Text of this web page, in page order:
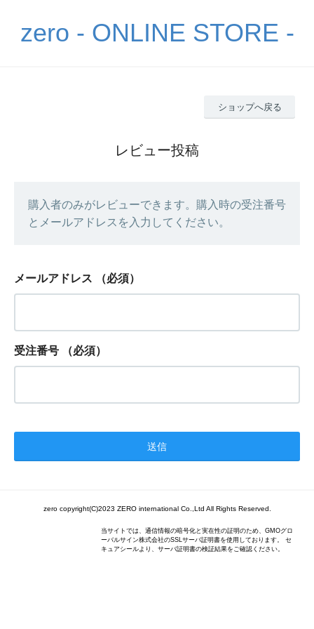
zero - ONLINE STORE -
ショップへ戻る
レビュー投稿
購入者のみがレビューできます。購入時の受注番号
とメールアドレスを入力してください。
メールアドレス （必須）
受注番号 （必須）
zero copyright(C)2023 ZERO international Co.,Ltd All Rights Reserved.
当サイトでは、通信情報の暗号化と実在性の証明のため、GMOグロ
ーバルサイン株式会社のSSLサーバ証明書を使用しております。 セ
キュアシールより、サーバ証明書の検証結果をご確認ください。